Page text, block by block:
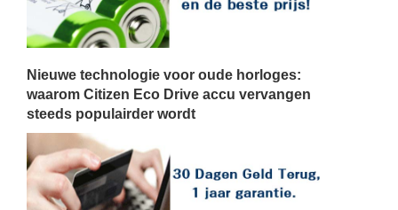
Nieuwe technologie voor oude horloges:
waarom Citizen Eco Drive accu vervangen
steeds populairder wordt